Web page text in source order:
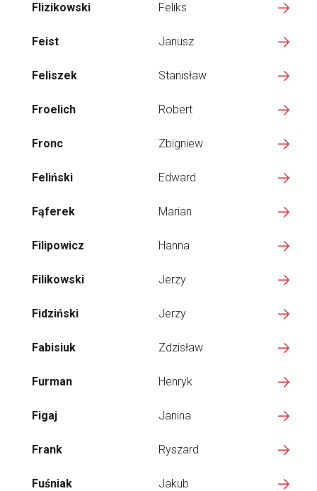
Flizikowski Feliks
Feist Janusz
Feliszek Stanisław
Froelich Robert
Fronc Zbigniew
Feliński Edward
Fąferek Marian
Filipowicz Hanna
Filikowski Jerzy
Fidziński Jerzy
Fabisiuk Zdzisław
Furman Henryk
Figaj Janina
Frank Ryszard
Fuśniak Jakub